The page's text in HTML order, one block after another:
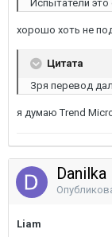
Испытатели это
хорошо хоть не
Цитата
Зря перевод
я думаю Trend
Danilka
Liam